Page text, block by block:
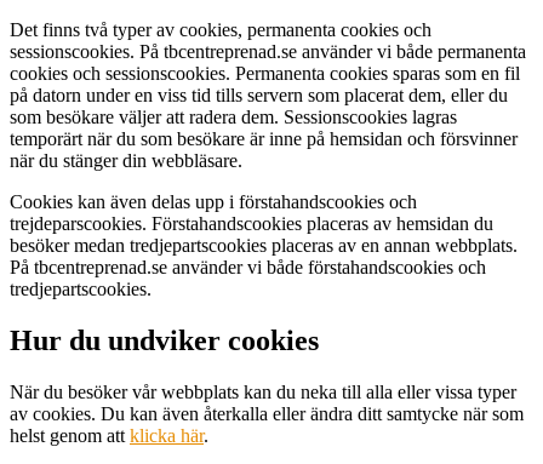
Det finns två typer av cookies, permanenta cookies och
sessionscookies. På tbcentreprenad.se använder vi både permanenta
cookies och sessionscookies. Permanenta cookies sparas som en fil
på datorn under en viss tid tills servern som placerat dem, eller du
som besökare väljer att radera dem. Sessionscookies lagras
temporärt när du som besökare är inne på hemsidan och försvinner
när du stänger din webbläsare.
Cookies kan även delas upp i förstahandscookies och
trejdeparscookies. Förstahandscookies placeras av hemsidan du
besöker medan tredjepartscookies placeras av en annan webbplats.
På tbcentreprenad.se använder vi både förstahandscookies och
tredjepartscookies.
Hur du undviker cookies
När du besöker vår webbplats kan du neka till alla eller vissa typer
av cookies. Du kan även återkalla eller ändra ditt samtycke när som
helst genom att klicka här.